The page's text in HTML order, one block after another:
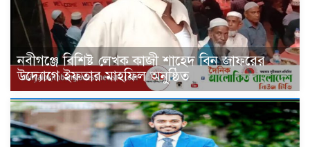
নবীগঞ্জে বিশিষ্ট লেখক কাজী শাহেদ বিন জাফরের
উদ্যোগে ইফতার মাহফিল অনুষ্ঠিত